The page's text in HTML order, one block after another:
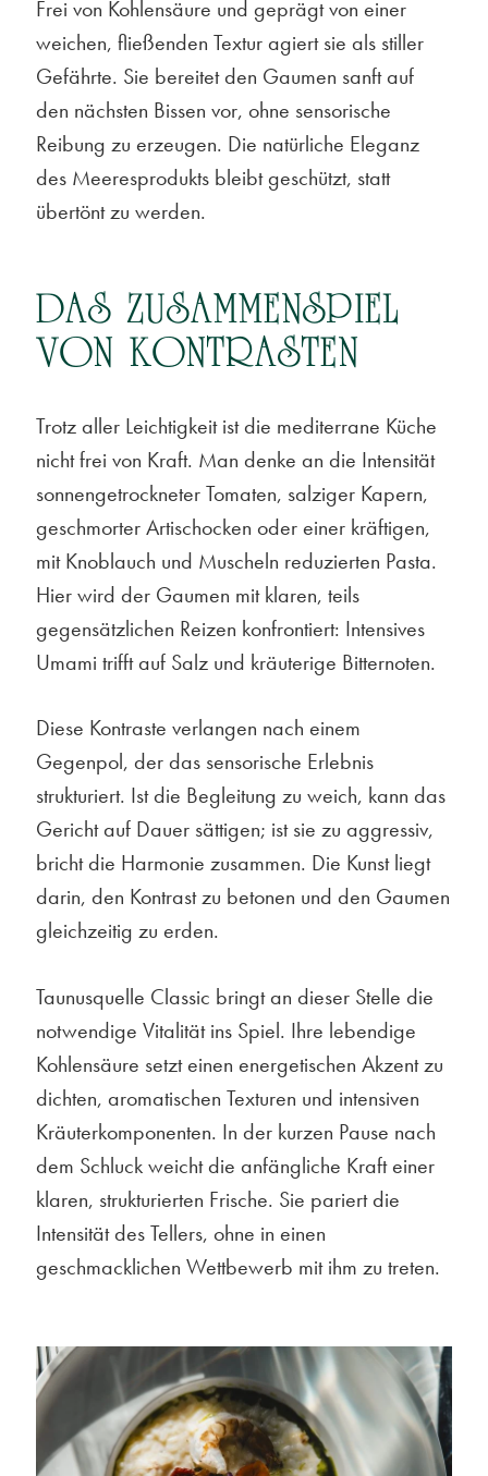
Frei von Kohlensäure und geprägt von einer
weichen, fließenden Textur agiert sie als stiller
Gefährte. Sie bereitet den Gaumen sanft auf
den nächsten Bissen vor, ohne sensorische
Reibung zu erzeugen. Die natürliche Eleganz
des Meeresprodukts bleibt geschützt, statt
übertönt zu werden.
DAS ZUSAMMENSPIEL
VON KONTRASTEN
Trotz aller Leichtigkeit ist die mediterrane Küche
nicht frei von Kraft. Man denke an die Intensität
sonnengetrockneter Tomaten, salziger Kapern,
geschmorter Artischocken oder einer kräftigen,
mit Knoblauch und Muscheln reduzierten Pasta.
Hier wird der Gaumen mit klaren, teils
gegensätzlichen Reizen konfrontiert: Intensives
Umami trifft auf Salz und kräuterige Bitternoten.
Diese Kontraste verlangen nach einem
Gegenpol, der das sensorische Erlebnis
strukturiert. Ist die Begleitung zu weich, kann das
Gericht auf Dauer sättigen; ist sie zu aggressiv,
bricht die Harmonie zusammen. Die Kunst liegt
darin, den Kontrast zu betonen und den Gaumen
gleichzeitig zu erden.
Taunusquelle Classic bringt an dieser Stelle die
notwendige Vitalität ins Spiel. Ihre lebendige
Kohlensäure setzt einen energetischen Akzent zu
dichten, aromatischen Texturen und intensiven
Kräuterkomponenten. In der kurzen Pause nach
dem Schluck weicht die anfängliche Kraft einer
klaren, strukturierten Frische. Sie pariert die
Intensität des Tellers, ohne in einen
geschmacklichen Wettbewerb mit ihm zu treten.